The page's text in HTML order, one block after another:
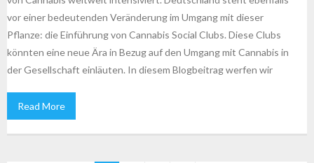
vor einer bedeutenden Veränderung im Umgang mit dieser
Pflanze: die Einführung von Cannabis Social Clubs. Diese Clubs
könnten eine neue Ära in Bezug auf den Umgang mit Cannabis in
der Gesellschaft einläuten. In diesem Blogbeitrag werfen wir
Read More